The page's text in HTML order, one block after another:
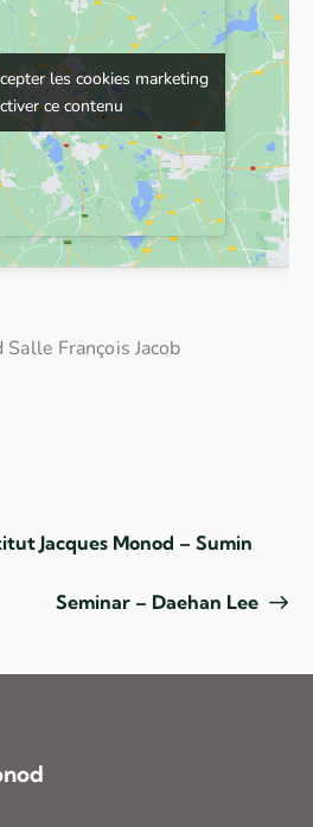
François Jacob
les cookies marketing
ce contenu
les cookies marketing
ce contenu
Jacques Monod – Sumin
Seminar – Daehan Lee